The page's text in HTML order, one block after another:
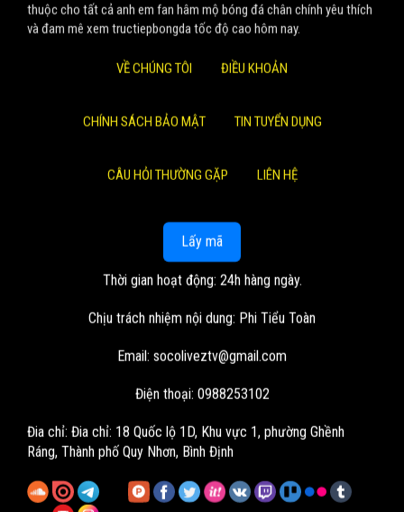
thuộc cho tất cả anh em fan hâm mộ bóng đá chân chính yêu thích
và đam mê xem tructiepbongda tốc độ cao hôm nay.
VỀ CHÚNG TÔI ĐIỀU KHOẢN
CHÍNH SÁCH BẢO MẬT TIN TUYỂN DỤNG
CÂU HỎI THƯỜNG GẶP LIÊN HỆ
Lấy mã
Thời gian hoạt động: 24h hàng ngày.
Chịu trách nhiệm nội dung: Phi Tiểu Toàn
Email: socoliveztv@gmail.com
Điện thoại: 0988253102
Đia chỉ: Đia chỉ: 18 Quốc lộ 1D, Khu vực 1, phường Ghềnh
Ráng, Thành phố Quy Nhơn, Bình Định